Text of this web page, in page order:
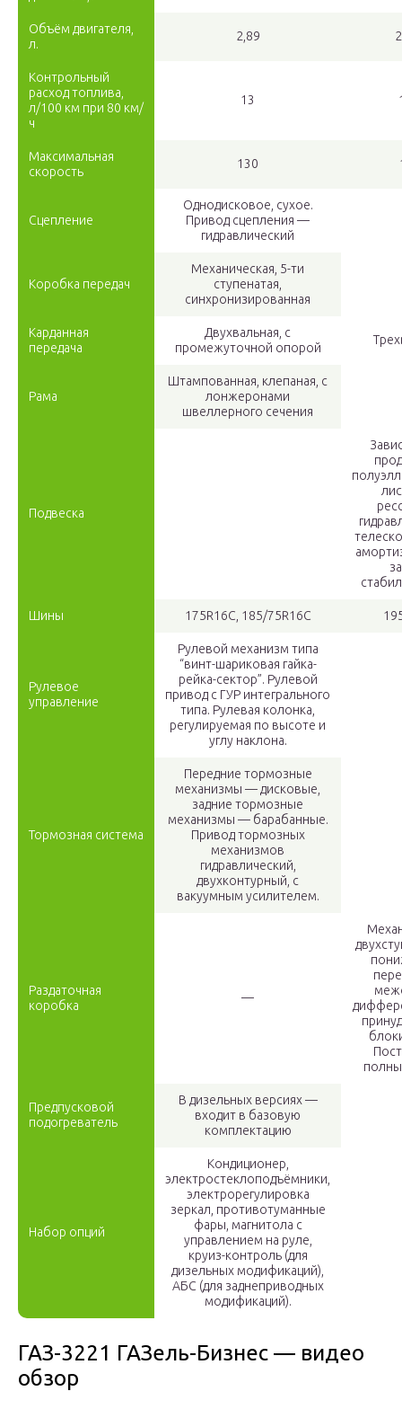
Объём двигателя,
л.
2,89
Контрольный
расход топлива,
л/100 км при 80 км/
ч
13
Максимальная
скорость
130
Сцепление
Однодисковое, сухое.
Привод сцепления —
гидравлический
Коробка передач
Механическая, 5-ти
ступенатая,
синхронизированная
Карданная
передача
Двухвальная, с
промежуточной опорой
Рама
Штампованная, клепаная, с
лонжеронами
швеллерного сечения
Подвеска
Шины 175R16С, 185/75R16C
Рулевое
управление
Рулевой механизм типа
“винт-шариковая гайка-
рейка-сектор”. Рулевой
привод с ГУР интегрального
типа. Рулевая колонка,
регулируемая по высоте и
углу наклона.
Тормозная система
Передние тормозные
механизмы — дисковые,
задние тормозные
механизмы — барабанные.
Привод тормозных
механизмов
гидравлический,
двухконтурный, с
вакуумным усилителем.
Раздаточная
коробка
—
Предпусковой
подогреватель
В дизельных версиях —
входит в базовую
комплектацию
Набор опций
Кондиционер,
электростеклоподъёмники,
электрорегулировка
зеркал, противотуманные
фары, магнитола с
управлением на руле,
круиз-контроль (для
дизельных модификаций),
АБС (для заднеприводных
модификаций).
ГАЗ-3221 ГАЗель-Бизнес — видео
обзор